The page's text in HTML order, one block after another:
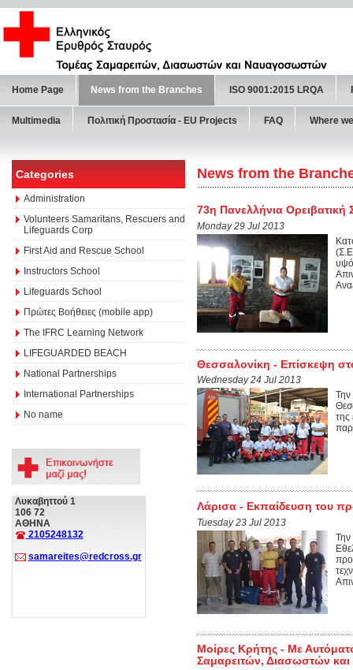
Home Page News from the Branches ISO 9001:2015 LRQA
Multimedia Πολιτική Προστασία - ΕU Projects FAQ Where
Categories
Administration
Volunteers Samaritans, Rescuers and
Lifeguards Corp
First Aid and Rescue School
Instructors School
Lifeguards School
Πρώτες Βοήθειες (mobile app)
The IFRC Learning Network
LIFEGUARDED BEACH
National Partnerships
International Partnerships
No name
Λυκαβηττού 1
106 72
ΑΘΗΝΑ
2105248132
samareites@redcross.gr
News from the
73η Πανελλήνια
Monday 29 Jul 2013
Θεσσαλονίκη - Επίσκεψη
Wednesday 24 Jul 2013
Την
της
Λάρισα - Εκπαίδευση του
Tuesday 23 Jul 2013
Την
Μοίρες Κρήτης - Με
Σαμαρειτών, Διασωστών